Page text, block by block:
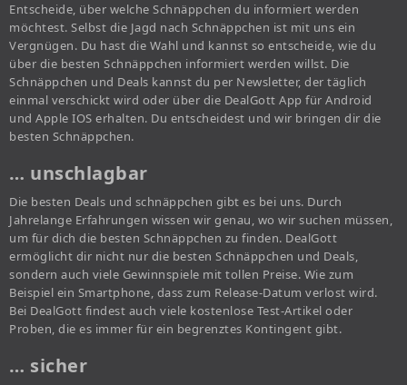
Entscheide, über welche Schnäppchen du informiert werden
möchtest. Selbst die Jagd nach Schnäppchen ist mit uns ein
Vergnügen. Du hast die Wahl und kannst so entscheide, wie du
über die besten Schnäppchen informiert werden willst. Die
Schnäppchen und Deals kannst du per Newsletter, der täglich
einmal verschickt wird oder über die DealGott App für Android
und Apple IOS erhalten. Du entscheidest und wir bringen dir die
besten Schnäppchen.
… unschlagbar
Die besten Deals und schnäppchen gibt es bei uns. Durch
Jahrelange Erfahrungen wissen wir genau, wo wir suchen müssen,
um für dich die besten Schnäppchen zu finden. DealGott
ermöglicht dir nicht nur die besten Schnäppchen und Deals,
sondern auch viele Gewinnspiele mit tollen Preise. Wie zum
Beispiel ein Smartphone, dass zum Release-Datum verlost wird.
Bei DealGott findest auch viele kostenlose Test-Artikel oder
Proben, die es immer für ein begrenztes Kontingent gibt.
… sicher